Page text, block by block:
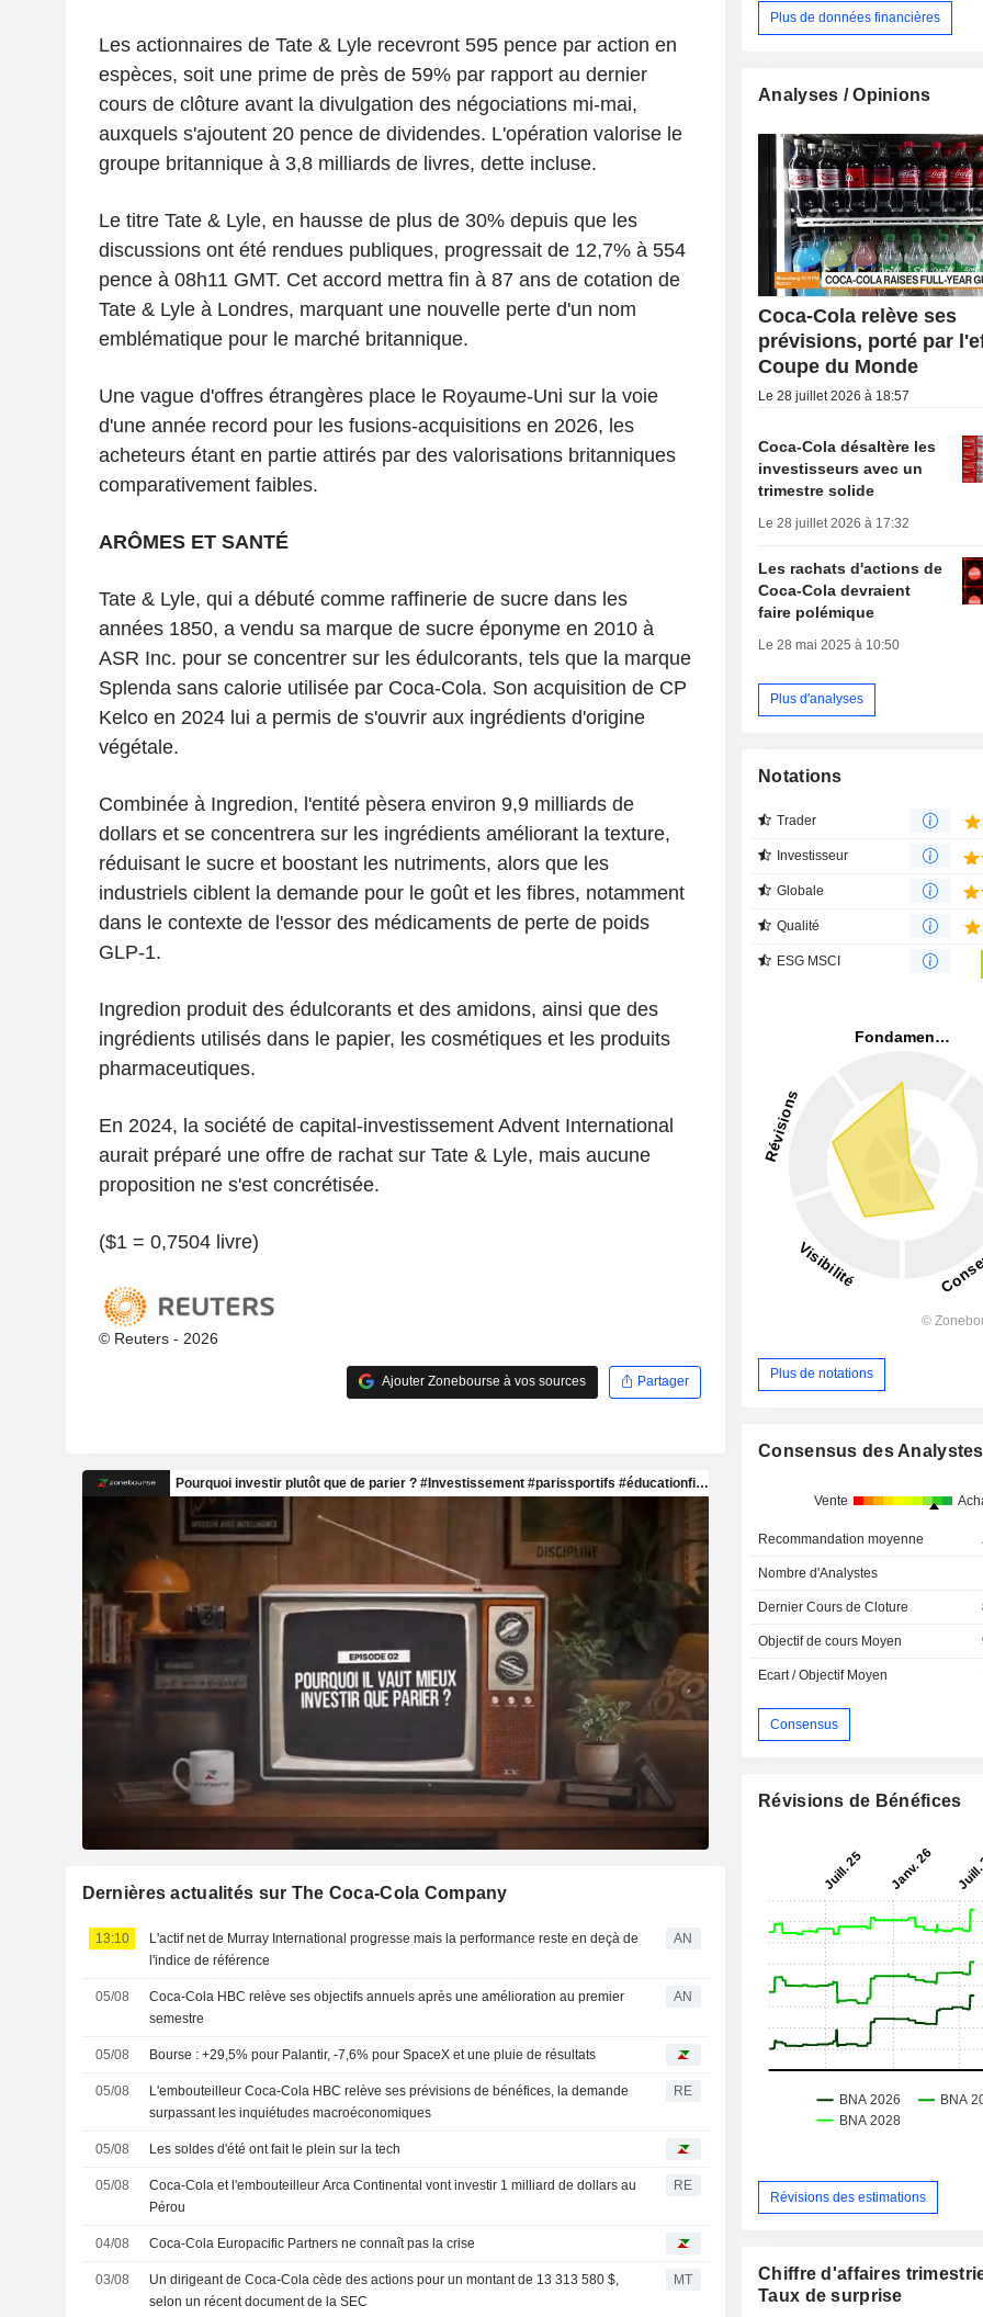
Les actionnaires de Tate & Lyle recevront 595 pence par action en
espèces, soit une prime de près de 59% par rapport au dernier
cours de clôture avant la divulgation des négociations mi-mai,
auxquels s'ajoutent 20 pence de dividendes. L'opération valorise le
groupe britannique à 3,8 milliards de livres, dette incluse.
Le titre Tate & Lyle, en hausse de plus de 30% depuis que les
discussions ont été rendues publiques, progressait de 12,7% à 554
pence à 08h11 GMT. Cet accord mettra fin à 87 ans de cotation de
Tate & Lyle à Londres, marquant une nouvelle perte d'un nom
emblématique pour le marché britannique.
Une vague d'offres étrangères place le Royaume-Uni sur la voie
d'une année record pour les fusions-acquisitions en 2026, les
acheteurs étant en partie attirés par des valorisations britanniques
comparativement faibles.
ARÔMES ET SANTÉ
Tate & Lyle, qui a débuté comme raffinerie de sucre dans les
années 1850, a vendu sa marque de sucre éponyme en 2010 à
ASR Inc. pour se concentrer sur les édulcorants, tels que la marque
Splenda sans calorie utilisée par Coca-Cola. Son acquisition de CP
Kelco en 2024 lui a permis de s'ouvrir aux ingrédients d'origine
végétale.
Combinée à Ingredion, l'entité pèsera environ 9,9 milliards de
dollars et se concentrera sur les ingrédients améliorant la texture,
réduisant le sucre et boostant les nutriments, alors que les
industriels ciblent la demande pour le goût et les fibres, notamment
dans le contexte de l'essor des médicaments de perte de poids
GLP-1.
Ingredion produit des édulcorants et des amidons, ainsi que des
ingrédients utilisés dans le papier, les cosmétiques et les produits
pharmaceutiques.
En 2024, la société de capital-investissement Advent International
aurait préparé une offre de rachat sur Tate & Lyle, mais aucune
proposition ne s'est concrétisée.
($1 = 0,7504 livre)
© Reuters - 2026
Ajouter Zonebourse à vos sources Partager
Dernières actualités sur The Coca-Cola Company
13:10
L'actif net de Murray International progresse mais la performance reste en deçà de
l'indice de référence
AN
05/08
Coca-Cola HBC relève ses objectifs annuels après une amélioration au premier
semestre
AN
05/08 Bourse : +29,5% pour Palantir, -7,6% pour SpaceX et une pluie de résultats
05/08
L'embouteilleur Coca-Cola HBC relève ses prévisions de bénéfices, la demande
surpassant les inquiétudes macroéconomiques
RE
05/08 Les soldes d'été ont fait le plein sur la tech
05/08
Coca-Cola et l'embouteilleur Arca Continental vont investir 1 milliard de dollars au
Pérou
RE
04/08 Coca-Cola Europacific Partners ne connaît pas la crise
03/08
Un dirigeant de Coca-Cola cède des actions pour un montant de 13 313 580 $,
selon un récent document de la SEC
MT
Plus de données financières
Analyses / Opinions
Coca-Cola relève ses
prévisions, porté par
Coupe du Monde
Le 28 juillet 2026 à 18:57
Coca-Cola désaltère les
investisseurs avec un
trimestre solide
Le 28 juillet 2026 à 17:32
Les rachats d'actions de
Coca-Cola devraient
faire polémique
Le 28 mai 2025 à 10:50
Plus d'analyses
Notations
Trader
Investisseur
Globale
Qualité
ESG MSCI
Plus de notations
Consensus des Analystes
Vente
Recommandation moyenne
Nombre d'Analystes
Dernier Cours de Cloture
Objectif de cours Moyen
Ecart / Objectif Moyen
Consensus
Révisions de Bénéfices
Révisions des estimations
Chiffre d'affaires
Taux de surprise